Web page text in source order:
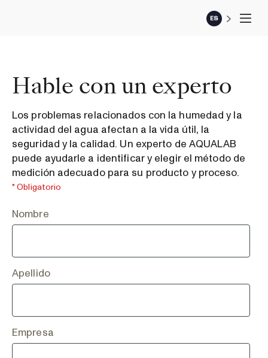
ES
Hable con un experto
Los problemas relacionados con la humedad y la
actividad del agua afectan a la vida útil, la
seguridad y la calidad. Un experto de AQUALAB
puede ayudarle a identificar y elegir el método de
medición adecuado para su producto y proceso.
* Obligatorio
Nombre
Apellido
Empresa